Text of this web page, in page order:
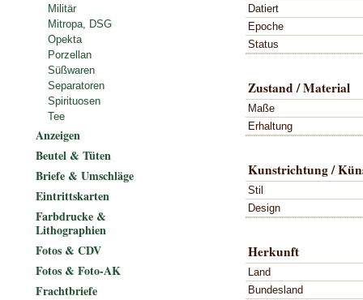
Datiert
Epoche
Status
Zustand / Material
Maße
Erhaltung
Kunstrichtung /
Stil
Design
Herkunft
Land
Bundesland
Militär
Mitropa, DSG
Opekta
Porzellan
Süßwaren
Separatoren
Spirituosen
Tee
Anzeigen
Beutel & Tüten
Briefe & Umschläge
Eintrittskarten
Farbdrucke &
Lithographien
Fotos & CDV
Fotos & Foto-AK
Frachtbriefe